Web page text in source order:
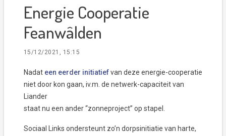
Energie Cooperatie
Feanwâlden
15/12/2021, 15:15
Nadat een eerder initiatiefvan deze energie-cooperatie
niet door kon gaan, iv.m. de netwerk-capaciteit van
Liander
staat nu een ander “zonneproject” op stapel.
Sociaal Links ondersteunt zo’n dorpsinitiatie van harte,